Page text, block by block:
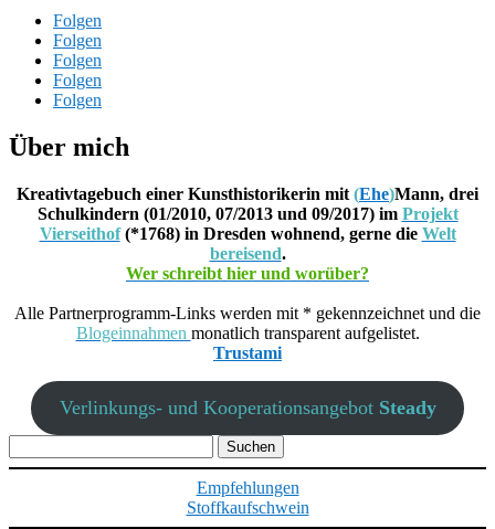
Folgen
Folgen
Folgen
Folgen
Folgen
Über mich
Kreativtagebuch einer Kunsthistorikerin mit (Ehe)Mann, drei
Schulkindern (01/2010, 07/2013 und 09/2017) im Projekt
Vierseithof(*1768) in Dresden wohnend, gerne die Welt
bereisend.
Wer schreibt hier und worüber?
Alle Partnerprogramm-Links werden mit * gekennzeichnet und die
Blogeinnahmen monatlich transparent aufgelistet.
Trustami
Verlinkungs- und Kooperationsangebot Steady
nach:
Empfehlungen
Stoffkaufschwein